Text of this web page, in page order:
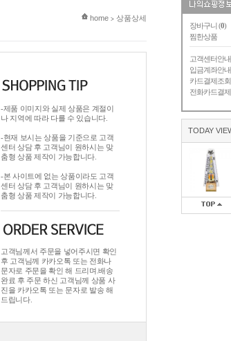
장바구니 (0)
찜한상품
고객센터안내
입금계좌안내
카드결제조회
전화카드결제
TODAY
현재 위치
home > 상품상세
-제품 이미지와 실제 상품은 계절이
나 지역에 따라 다를 수 있습니다.
-현재 보시는 상품을 기준으로 고객
센터 상담 후 고객님이 원하시는 맞
춤형 상품 제작이 가능합니다.
-본 사이트에 없는 상품이라도 고객
센터 상담 후 고객님이 원하시는 맞
춤형 상품 제작이 가능합니다.
고객님께서 주문을 넣어주시면 확인
후 고객님께 카카오톡 또는 전화나
문자로 주문을 확인 해 드리며.배송
완료 후 주문 하신 고객님께 상품 사
진을 카카오톡 또는 문자로 발송 해
드립니다.